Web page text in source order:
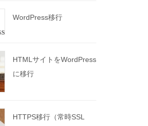
WordPress移行
HTMLサイトをWordPress
に移行
HTTPS移行（常時SSL